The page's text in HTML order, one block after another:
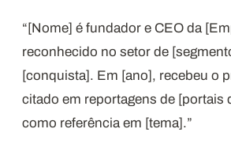
“[Nome] é fundador e CEO da
reconhecido no setor de
[conquista]. Em [ano], recebeu o
citado em reportagens de [portais
como referência em [tema].”